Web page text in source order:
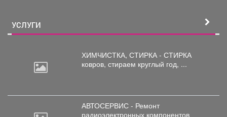
УСЛУГИ
ХИМЧИСТКА, СТИРКА - СТИРКА
ковров, стираем круглый год, ...
АВТОСЕРВИС - Ремонт
радиоэлектронных компонентов